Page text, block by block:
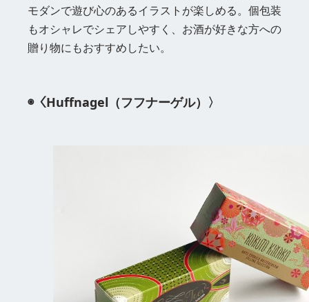
モダンで遊び心のあるイラストが楽しめる。個包装
もオシャレでシェアしやすく、お酒が好きな方への
贈り物にもおすすめしたい。
◉〈Huffnagel（フフナーゲル）〉